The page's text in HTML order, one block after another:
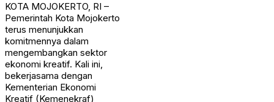
KOTA MOJOKERTO, RI –
Pemerintah Kota Mojokerto
terus menunjukkan
komitmennya dalam
mengembangkan sektor
ekonomi kreatif. Kali ini,
bekerjasama dengan
Kementerian Ekonomi
Kreatif (Kemenekraf)